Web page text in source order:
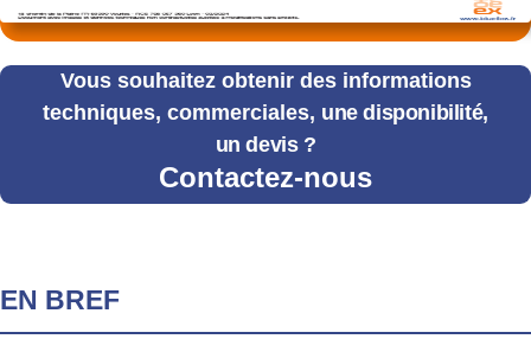
Vous souhaitez obtenir des informations
techniques, commerciales, une disponibilité,
un devis ?
Contactez-nous
EN BREF